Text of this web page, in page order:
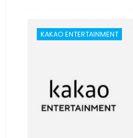
KAKAO ENTERTAINMENT